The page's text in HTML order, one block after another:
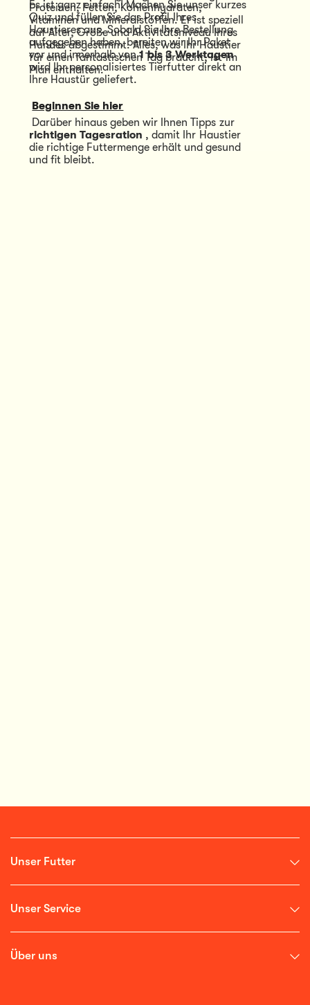
Proteinen, Fetten, Kohlenhydraten,
Vitaminen und Mineralstoffen. Er ist speziell
auf Alter, Größe und Aktivitätsniveau Ihres
Hundes abgestimmt. Alles, was Ihr Haustier
für einen fantastischen Tag braucht, ist im
Plan enthalten.
Darüber hinaus geben wir Ihnen Tipps zur
richtigen Tagesration , damit Ihr Haustier
die richtige Futtermenge erhält und gesund
und fit bleibt.
Es ist ganz einfach! Machen Sie unser kurzes
Quiz und füllen Sie das Profil Ihres
Haustieres aus. Sobald Sie Ihre Bestellung
aufgegeben haben, bereiten wir Ihr Paket
vor und innerhalb von 1 bis 3 Werktagen
wird Ihr personalisiertes Tierfutter direkt an
Ihre Haustür geliefert.
Beginnen Sie hier
Unser Futter
Unser Service
Über uns